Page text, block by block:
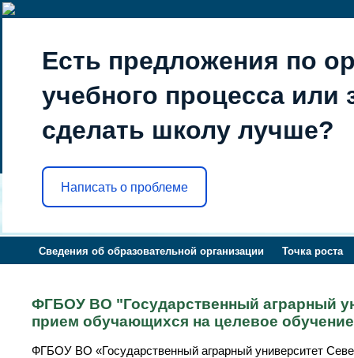
Есть предложения по
учебного процесса или
сделать школу лучше?
Написать о проблеме
Сведения об образовательной организации Точка роста
ФГБОУ ВО "Государственный аграрный
прием обучающихся на целевое обучение
ФГБОУ ВО «Государственный аграрный университет